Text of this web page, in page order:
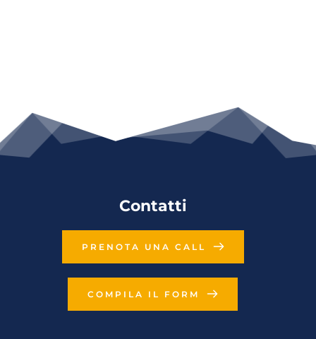
Contatti
PRENOTA UNA CALL
COMPILA IL FORM